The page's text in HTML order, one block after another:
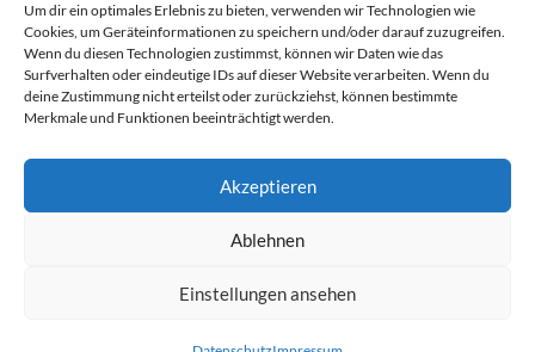
Um dir ein optimales Erlebnis zu bieten, verwenden wir Technologien wie
Cookies, um Geräteinformationen zu speichern und/oder darauf zuzugreifen.
Wenn du diesen Technologien zustimmst, können wir Daten wie das
Surfverhalten oder eindeutige IDs auf dieser Website verarbeiten. Wenn du
deine Zustimmung nicht erteilst oder zurückziehst, können bestimmte
Merkmale und Funktionen beeinträchtigt werden.
Akzeptieren
Ablehnen
Einstellungen ansehen
Impressum
Datenschutzerklärung
© 2026 markus tigges | training and consulting